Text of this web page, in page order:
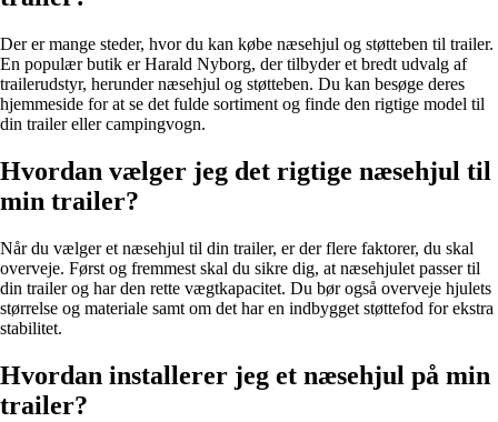
Der er mange steder, hvor du kan købe næsehjul og støtteben til trailer.
En populær butik er Harald Nyborg, der tilbyder et bredt udvalg af
trailerudstyr, herunder næsehjul og støtteben. Du kan besøge deres
hjemmeside for at se det fulde sortiment og finde den rigtige model til
din trailer eller campingvogn.
Hvordan vælger jeg det rigtige næsehjul til
min trailer?
Når du vælger et næsehjul til din trailer, er der flere faktorer, du skal
overveje. Først og fremmest skal du sikre dig, at næsehjulet passer til
din trailer og har den rette vægtkapacitet. Du bør også overveje hjulets
størrelse og materiale samt om det har en indbygget støttefod for ekstra
stabilitet.
Hvordan installerer jeg et næsehjul på min
trailer?